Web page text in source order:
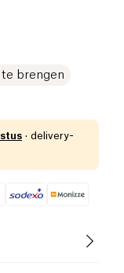
te brengen
· delivery-